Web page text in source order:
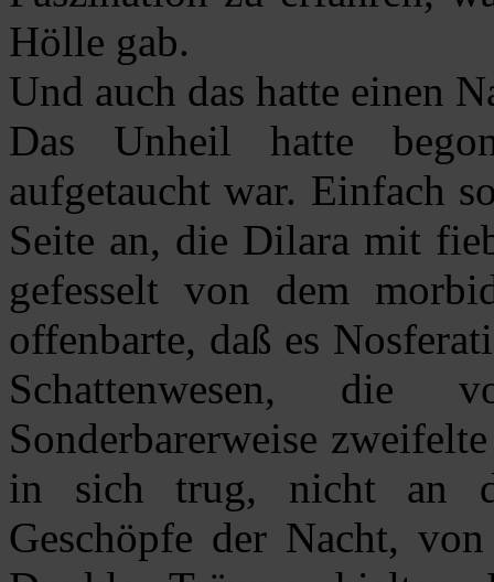
Hölle gab.
Und auch das hatte einen
Das Unheil hatte
aufgetaucht war. Einfach
Seite an, die Dilara mit
gefesselt von dem
offenbarte, daß es
Schattenwesen, die
Sonderbarerweise
in sich trug, nicht an
Geschöpfe der Nacht,